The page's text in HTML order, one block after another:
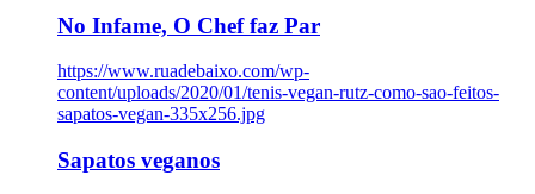
No Infame, O Chef faz Par
https://www.ruadebaixo.com/wp-
content/uploads/2020/01/tenis-vegan-rutz-como-sao-feitos-
sapatos-vegan-335x256.jpg
Sapatos veganos